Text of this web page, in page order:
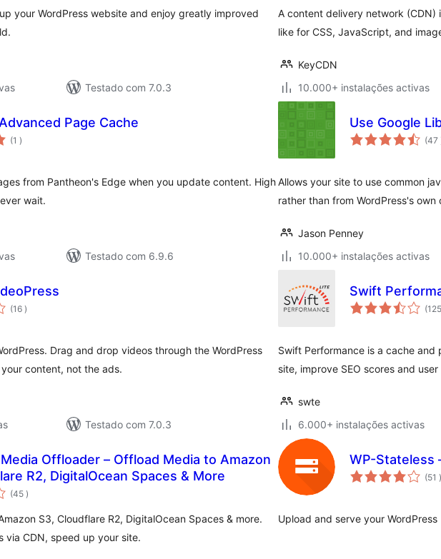
your WordPress website and enjoy greatly improved
Testado com 7.0.3
A content delivery network (CDN)
like for CSS, JavaScript, and
KeyCDN
10.000+ instalações activas
Page Cache
(1 classificações
)
from Pantheon's Edge when you update content. High
wait.
Testado com 6.9.6
Use Google
(47
Allows your site to use common
rather than from WordPress's own
Jason Penney
10.000+ instalações activas
(16 classificações
)
Drag and drop videos through the WordPress
content, not the ads.
Testado com 7.0.3
Swift
Swift Performance is a cache
site, improve SEO scores and
swte
6.000+ instalações activas
Offloader – Offload Media to Amazon
R2, DigitalOcean Spaces & More
(45 classificações
)
S3, Cloudflare R2, DigitalOcean Spaces & more.
via CDN, speed up your site.
WP-Stateless
(51 )
Upload and serve your